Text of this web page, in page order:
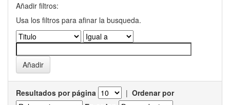
Añadir filtros:
Usa los filtros para afinar la busqueda.
Resultados por página | Ordenar por